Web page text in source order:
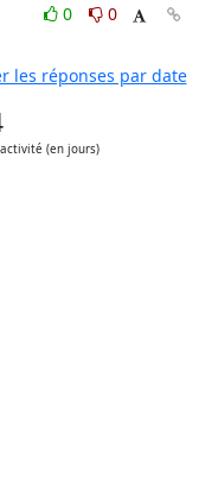
0
0
les réponses par date
(en jours)